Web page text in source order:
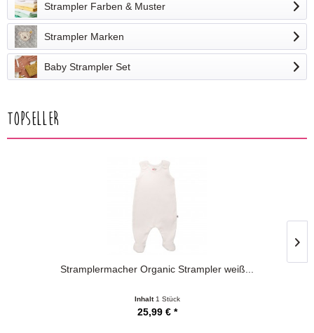
Strampler Farben & Muster
Strampler Marken
Baby Strampler Set
Topseller
Stramplermacher Organic Strampler weiß...
Inhalt 1 Stück
25,99 € *